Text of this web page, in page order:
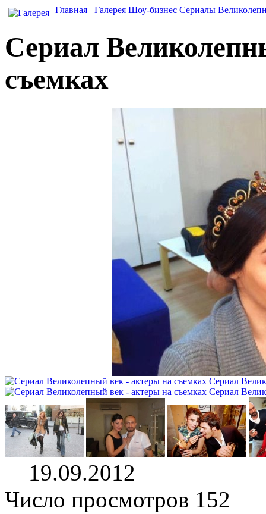
Главная Галерея Шоу-бизнес Сериалы
Сериал
съемках
Сериал
Сериал
19.09.2012
Число просмотров 152